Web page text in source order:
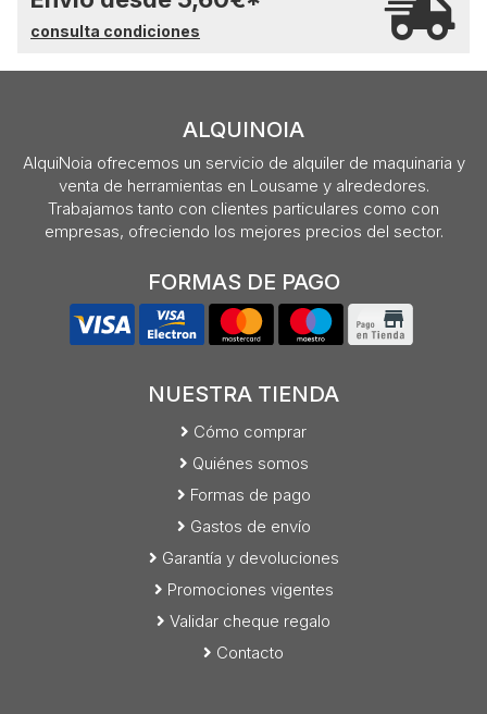
consulta condiciones
ALQUINOIA
AlquiNoia ofrecemos un servicio de alquiler de maquinaria y
venta de herramientas en Lousame y alrededores.
Trabajamos tanto con clientes particulares como con
empresas, ofreciendo los mejores precios del sector.
FORMAS DE PAGO
NUESTRA TIENDA
Cómo comprar
Quiénes somos
Formas de pago
Gastos de envío
Garantía y devoluciones
Promociones vigentes
Validar cheque regalo
Contacto